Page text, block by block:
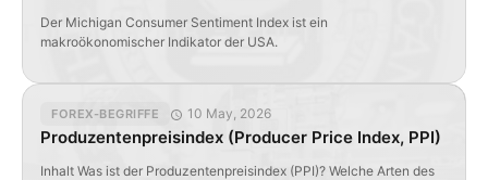
Der Michigan Consumer Sentiment Index ist ein
makroökonomischer Indikator der USA.
FOREX-BEGRIFFE 10 May, 2026
Produzentenpreisindex (Producer Price Index, PPI)
Inhalt Was ist der Produzentenpreisindex (PPI)? Welche Arten des